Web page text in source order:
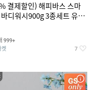
결제할인) 해피바스 스마
디워시900g 3종세트 유
999+
7